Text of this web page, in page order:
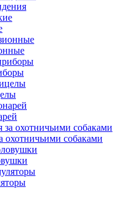
охотничьими собаками